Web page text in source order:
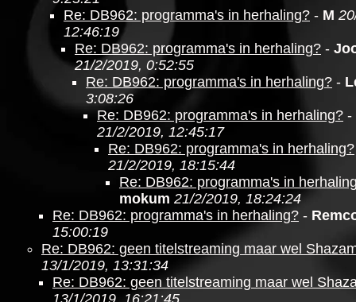
Re: DB962: programma's in herhaling? - M
12:46:19
Re: DB962: programma's in herhaling? -
21/2/2019, 0:52:55
Re: DB962: programma's in herhaling? -
3:08:26
Re: DB962: programma's in herhaling? -
21/2/2019, 12:45:17
Re: DB962: programma's in herhaling?
21/2/2019, 18:15:44
Re: DB962: programma's in
mokum 21/2/2019, 18:24:24
Re: DB962: programma's in herhaling? -
15:00:19
Re: DB962: geen titelstreaming maar wel
13/1/2019, 13:31:34
Re: DB962: geen titelstreaming maar wel
13/1/2019, 16:21:45